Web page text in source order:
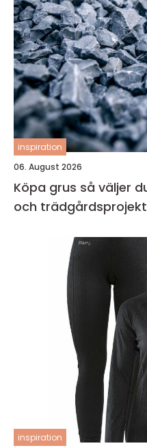
inspiration
06. August 2026
Köpa grus så väljer du rätt material till bygg-
och trädgårdsprojekt
inspiration